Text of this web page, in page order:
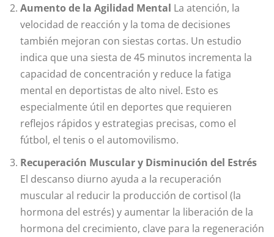
Aumento de la Agilidad Mental La atención, la
velocidad de reacción y la toma de decisiones
también mejoran con siestas cortas. Un estudio
indica que una siesta de 45 minutos incrementa la
capacidad de concentración y reduce la fatiga
mental en deportistas de alto nivel. Esto es
especialmente útil en deportes que requieren
reflejos rápidos y estrategias precisas, como el
fútbol, el tenis o el automovilismo.
Recuperación Muscular y Disminución del Estrés
El descanso diurno ayuda a la recuperación
muscular al reducir la producción de cortisol (la
hormona del estrés) y aumentar la liberación de la
hormona del crecimiento, clave para la regeneración